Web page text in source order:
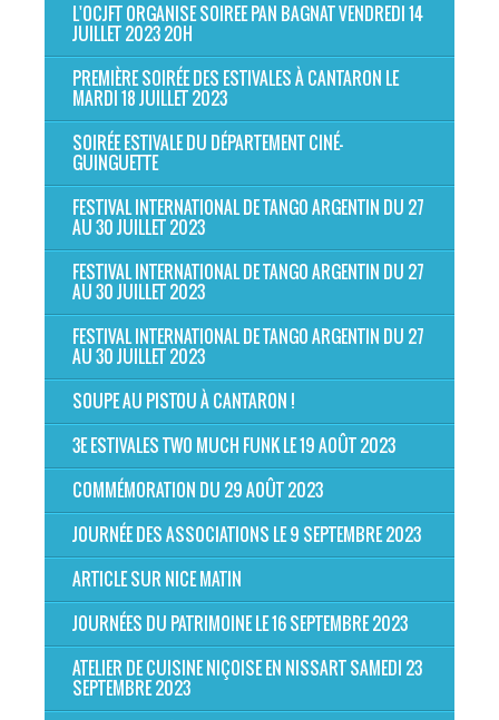
L'OCJFT ORGANISE SOIREE PAN BAGNAT VENDREDI 14
JUILLET 2023 20H
PREMIÈRE SOIRÉE DES ESTIVALES À CANTARON LE
MARDI 18 JUILLET 2023
SOIRÉE ESTIVALE DU DÉPARTEMENT CINÉ-
GUINGUETTE
FESTIVAL INTERNATIONAL DE TANGO ARGENTIN DU 27
AU 30 JUILLET 2023
FESTIVAL INTERNATIONAL DE TANGO ARGENTIN DU 27
AU 30 JUILLET 2023
FESTIVAL INTERNATIONAL DE TANGO ARGENTIN DU 27
AU 30 JUILLET 2023
SOUPE AU PISTOU À CANTARON !
3E ESTIVALES TWO MUCH FUNK LE 19 AOÛT 2023
COMMÉMORATION DU 29 AOÛT 2023
JOURNÉE DES ASSOCIATIONS LE 9 SEPTEMBRE 2023
ARTICLE SUR NICE MATIN
JOURNÉES DU PATRIMOINE LE 16 SEPTEMBRE 2023
ATELIER DE CUISINE NIÇOISE EN NISSART SAMEDI 23
SEPTEMBRE 2023